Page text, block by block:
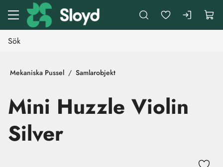
Gå till huvudinnehåll
Mekaniska Pussel Samlarobjekt
Mini Huzzle Violin
Silver